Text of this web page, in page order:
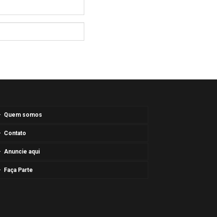
Quem somos
Contato
Anuncie aqui
Faça Parte